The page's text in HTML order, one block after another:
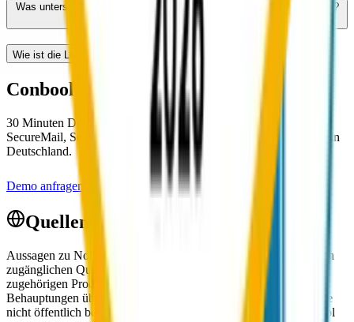
Was unterscheidet das Conbool-Nachrichtenportal von NoSpamProxy?
Wie ist die Lizenzierung im Vergleich?
Conbool im eigenen Setup ansehen.
30 Minuten Demo. Cloud-native Suite-Stack mit MailGuard,
SecureMail, SecureFiles, Disclaimer und DMARC. EU-Hosting in
Deutschland.
Demo anfragen SecureMail im Detail
Quellen und Fairness-Hinweis
Aussagen zu NoSpamProxy basieren ausschließlich auf öffentlich
zugänglichen Quellen: nospamproxy.de, netatwork.de sowie die
zugehörigen Produkt- und Modulbeschreibungen. Auf
Behauptungen über interne Prozesse oder Architektur-Details, die
nicht öffentlich belegt sind, wird verzichtet. Aussagen zu Conbool